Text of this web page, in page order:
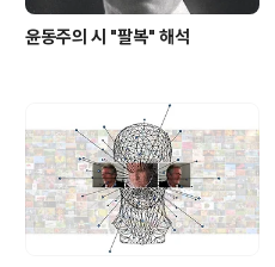
윤동주의 시 "팔복" 해석